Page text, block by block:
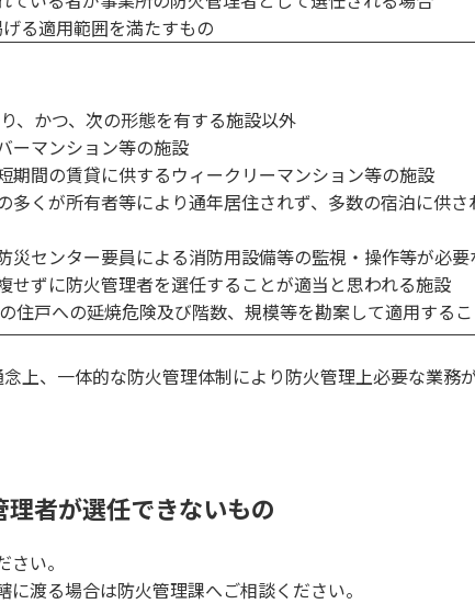
る適用範囲を満たすもの
かつ、次の形態を有する施設以外
マンション等の施設
の賃貸に供するウィークリーマンション等の施設
が所有者等により通年居住されず、多数の宿泊に供さ
ンター要員による消防用設備等の監視・操作等が必要
に防火管理者を選任することが適当と思われる施設
戸への延焼危険及び階数、規模等を勘案して適用する
、一体的な防火管理体制により防火管理上必要な業務
者が選任できないもの
い。
渡る場合は防火管理課へご相談ください。